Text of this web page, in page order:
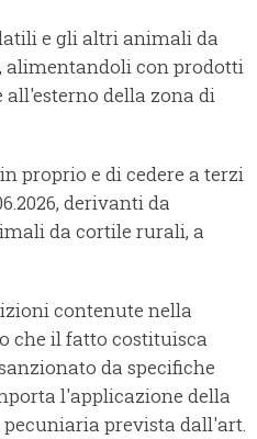
e gli altri animali da
alimentandoli con prodotti
della zona di
proprio e di cedere a terzi
derivanti da
da cortile rurali, a
contenute nella
che il fatto costituisca
da specifiche
l'applicazione della
prevista dall'art.